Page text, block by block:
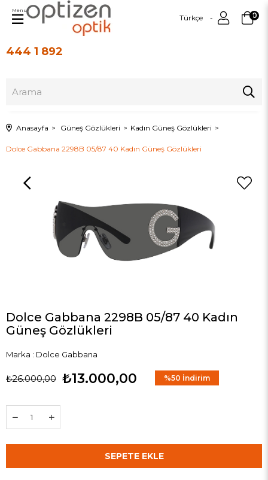
444 1 892
Türkçe 0
Menu
Anasayfa Güneş Gözlükleri Kadın Güneş Gözlükleri
Dolce Gabbana 2298B 05/87 40 Kadın Güneş Gözlükleri
Dolce Gabbana 2298B 05/87 40 Kadın
Güneş Gözlükleri
Marka : Dolce Gabbana
₺26.000,00 ₺13.000,00 %50 İndirim